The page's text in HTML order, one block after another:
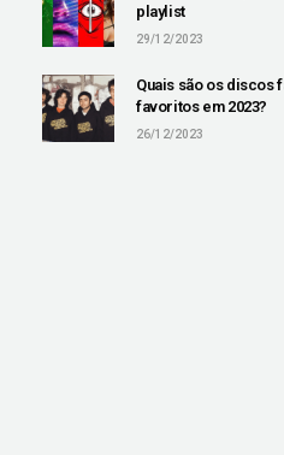
playlist
29/12/2023
Quais são os discos
favoritos em 2023?
26/12/2023